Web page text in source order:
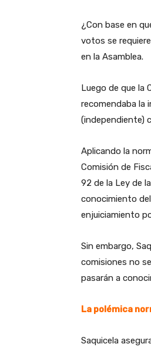
¿Con base en
votos se
en la Asamblea.
Luego de que la
recomendaba la
(independiente)
Aplicando la
Comisión de
92 de la Ley de
conocimiento
enjuiciamiento
Sin embargo,
comisiones no
pasarán a
La polémica
Saquicela